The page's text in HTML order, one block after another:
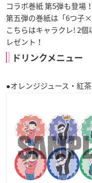
コラボ巻紙 第5弾も登場！
第五弾の巻紙は「6つ子×
こちらはキャラクレ! 2
レゼント！
ドリンクメニュー
●オレンジジュース・紅